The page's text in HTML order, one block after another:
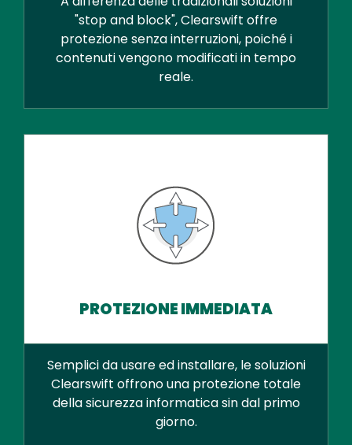
"stop and block", Clearswift offre
protezione senza interruzioni, poiché i
contenuti vengono modificati in tempo
reale.
PROTEZIONE IMMEDIATA
Semplici da usare ed installare, le soluzioni
Clearswift offrono una protezione totale
della sicurezza informatica sin dal primo
giorno.